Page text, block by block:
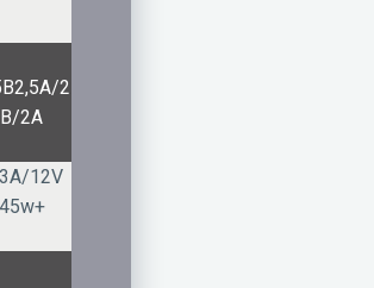
2
2А
12V